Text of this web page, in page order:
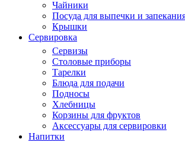
Чайники
Посуда для выпечки и
Крышки
Сервировка
Сервизы
Столовые приборы
Тарелки
Блюда для подачи
Подносы
Хлебницы
Корзины для фруктов
Аксессуары для сервировки
Напитки